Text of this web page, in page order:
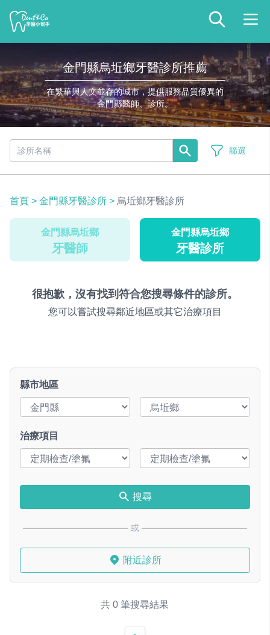
金門縣烏坵鄉牙醫診所推薦
在繁華與人文並存的城市，提供服務品質優異的
金門縣醫師、診所。
篩選
首頁 > 金門縣牙醫診所 > 烏坵鄉牙醫診所
金門縣烏坵鄉
牙醫師
金門縣烏坵鄉
牙醫診所
很抱歉，沒有找到符合您搜尋條件的診所。
您可以嘗試搜尋鄰近地區或其它治療項目
縣市地區
治療項目
搜尋
或
附近診所
共 0 筆搜尋結果